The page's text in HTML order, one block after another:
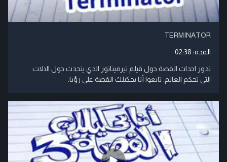
TERMINATOR
المدة: 02:38
تدور احداث القصة حول فيلم تيرميناتور الذي يتحدث حول الالات
التي تحكم العالم. تابعوا أنا بحكيلك القصة على رؤيا.